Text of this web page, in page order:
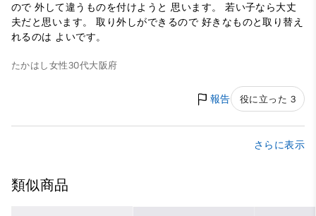
ので 外して違うものを付けようと 思います。 若い子なら大丈
夫だと思います。 取り外しができるので 好きなものと取り替え
れるのは よいです。
たかはし 女性30代大阪府
報告 役に立った 3
さらに表示
類似商品